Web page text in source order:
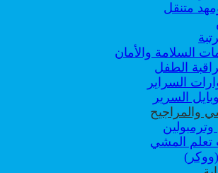
متنقل
السلامة والأمان
الطفل
السراير
السرير
والمراجيح
تعلم المشي